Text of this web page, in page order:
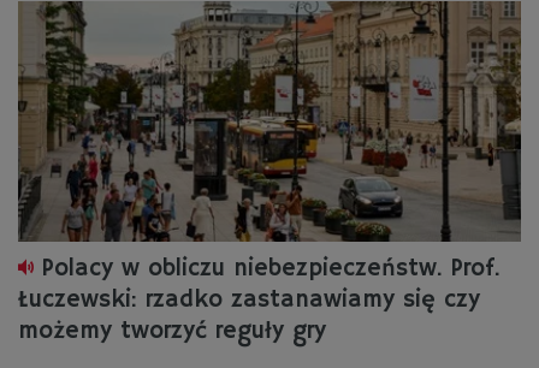
Polacy w obliczu niebezpieczeństw. Prof.
Łuczewski: rzadko zastanawiamy się czy
możemy tworzyć reguły gry